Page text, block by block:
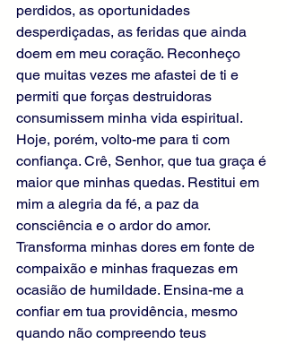
perdidos, as oportunidades
desperdiçadas, as feridas que ainda
doem em meu coração. Reconheço
que muitas vezes me afastei de ti e
permiti que forças destruidoras
consumissem minha vida espiritual.
Hoje, porém, volto-me para ti com
confiança. Crê, Senhor, que tua graça é
maior que minhas quedas. Restitui em
mim a alegria da fé, a paz da
consciência e o ardor do amor.
Transforma minhas dores em fonte de
compaixão e minhas fraquezas em
ocasião de humildade. Ensina-me a
confiar em tua providência, mesmo
quando não compreendo teus